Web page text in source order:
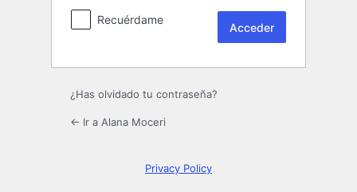
Recuérdame
¿Has olvidado tu contraseña?
← Ir a Alana Moceri
Privacy Policy